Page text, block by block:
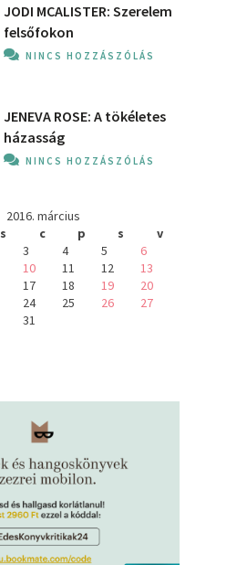
JODI MCALISTER: Szerelem
felsőfokon
NINCS HOZZÁSZÓLÁS
JENEVA ROSE: A ​tökéletes
házasság
NINCS HOZZÁSZÓLÁS
2016. március
s c p s
v
3 4 5
6
10 11 12
13
17 18 19
20
24 25 26
27
31